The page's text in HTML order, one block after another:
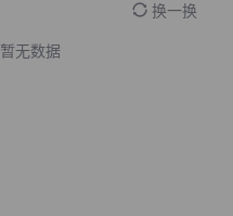
换一换
暂无数据